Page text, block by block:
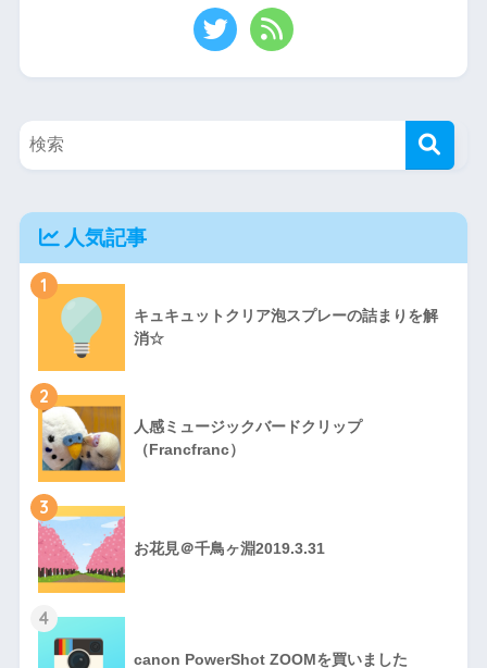
人気記事
1
キュキュットクリア泡スプレーの詰まりを解
消☆
2
人感ミュージックバードクリップ
（Francfranc）
3
お花見＠千鳥ヶ淵2019.3.31
4
canon PowerShot ZOOMを買いました